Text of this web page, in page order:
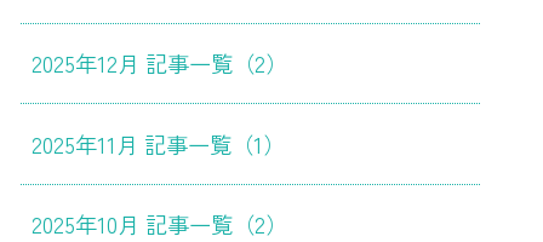
2025年12月 記事一覧（2）
2025年11月 記事一覧（1）
2025年10月 記事一覧（2）